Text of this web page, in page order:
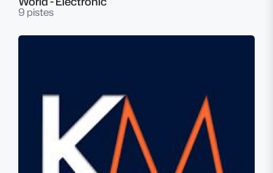
9 pistes